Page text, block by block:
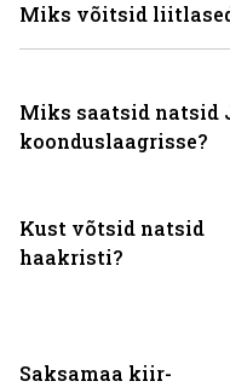
Kust võtsid natsid
haakristi?
Saksamaa kiir-
Miks võitsid
Miks saatsid natsid
koonduslaagrisse?